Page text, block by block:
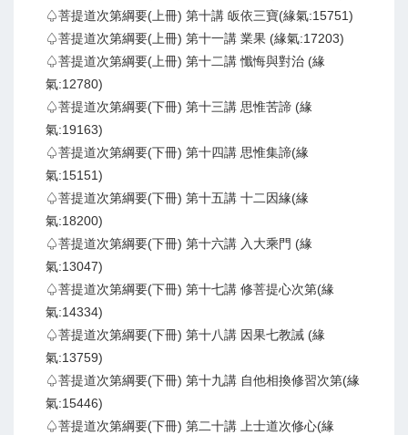
♤菩提道次第綱要(上冊) 第十講 皈依三寶(緣氣:15751)
♤菩提道次第綱要(上冊) 第十一講 業果 (緣氣:17203)
♤菩提道次第綱要(上冊) 第十二講 懺悔與對治 (緣
氣:12780)
♤菩提道次第綱要(下冊) 第十三講 思惟苦諦 (緣
氣:19163)
♤菩提道次第綱要(下冊) 第十四講 思惟集諦(緣
氣:15151)
♤菩提道次第綱要(下冊) 第十五講 十二因緣(緣
氣:18200)
♤菩提道次第綱要(下冊) 第十六講 入大乘門 (緣
氣:13047)
♤菩提道次第綱要(下冊) 第十七講 修菩提心次第(緣
氣:14334)
♤菩提道次第綱要(下冊) 第十八講 因果七教誡 (緣
氣:13759)
♤菩提道次第綱要(下冊) 第十九講 自他相換修習次第(緣
氣:15446)
♤菩提道次第綱要(下冊) 第二十講 上士道次修心(緣